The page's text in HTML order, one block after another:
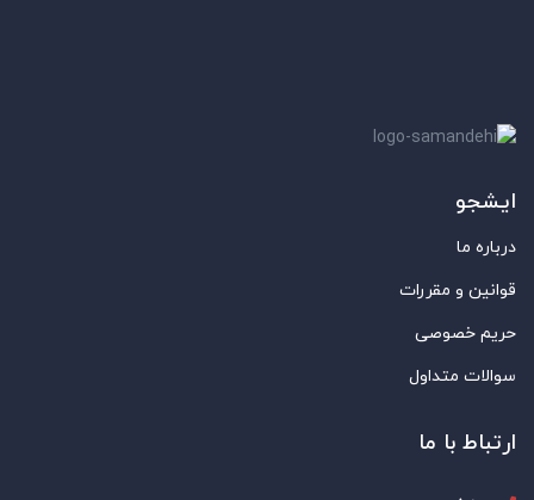
ایشجو
درباره ما
قوانین و مقررات
حریم خصوصی
سوالات متداول
ارتباط با ما